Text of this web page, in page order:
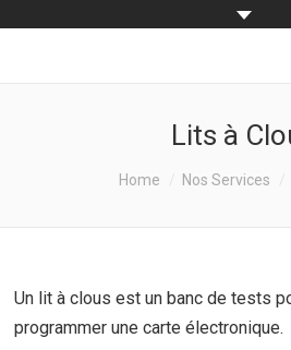
Lits à
Home Nos Services
Un lit à clous est un banc de tests
programmer une carte électronique.